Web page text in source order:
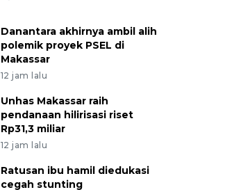
Danantara akhirnya ambil alih
polemik proyek PSEL di
Makassar
12 jam lalu
Unhas Makassar raih
pendanaan hilirisasi riset
Rp31,3 miliar
12 jam lalu
Ratusan ibu hamil diedukasi
cegah stunting